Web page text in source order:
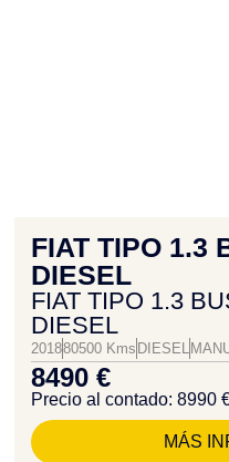
FIAT TIPO 1.3
DIESEL
FIAT TIPO 1.3
DIESEL
201880500 Kms DIESEL
8490 €
Precio al contado: 8990
MÁS